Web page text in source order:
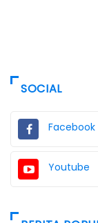
SOCIAL
Facebook
Youtube